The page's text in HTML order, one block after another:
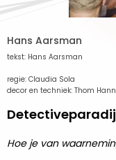
Hans Aarsman
tekst: Hans Aarsman
regie: Claudia Sola
decor en techniek: Thom
Hoe je van